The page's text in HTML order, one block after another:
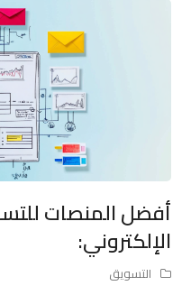
أفضل المنصات
الإلكتروني:
التسويق